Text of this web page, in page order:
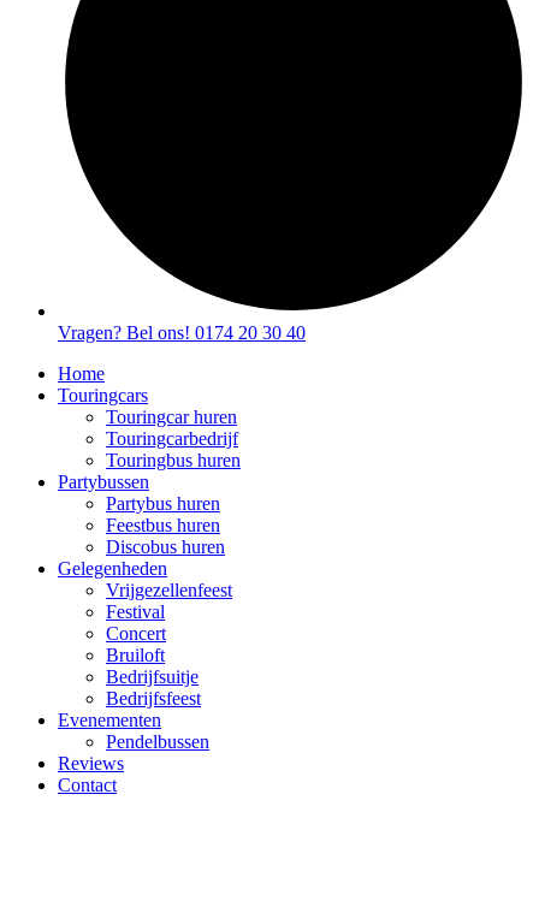
Vragen? Bel ons! 0174 20 30 40
Home
Touringcars
Touringcar huren
Touringcarbedrijf
Touringbus huren
Partybussen
Partybus huren
Feestbus huren
Discobus huren
Gelegenheden
Vrijgezellenfeest
Festival
Concert
Bruiloft
Bedrijfsuitje
Bedrijfsfeest
Evenementen
Pendelbussen
Reviews
Contact